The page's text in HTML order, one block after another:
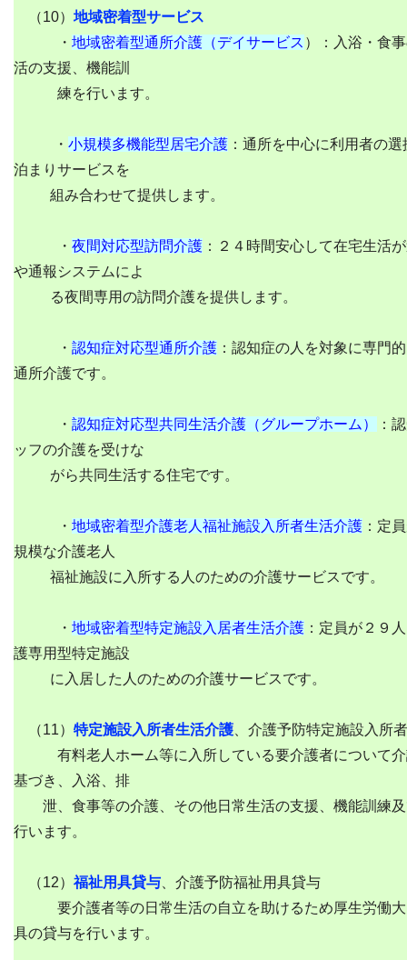
（10） 地域密着型サービス
・ 地域密着型通所介護（デイサービス ）：入浴・食
活の支援、機能訓
練を行います。
・ 小規模多機能型居宅介護 ：通所を中心に利用者の
泊まりサービスを
組み合わせて提供します。
・ 夜間対応型訪問介護 ：２４時間安心して在宅生活
や通報システムによ
る夜間専用の訪問介護を提供します。
・ 認知症対応型通所介護 ：認知症の人を対象に専門
通所介護です。
・ 認知症対応型共同生活介護（グループホーム） ：
ッフの介護を受けな
がら共同生活する住宅です。
・ 地域密着型介護老人福祉施設入所者生活介護 ：定
規模な介護老人
福祉施設に入所する人のための介護サービスです。
・ 地域密着型特定施設入居者生活介護 ：定員が２９
護専用型特定施設
に入居した人のための介護サービスです。
（11） 特定施設入所者生活介護 、介護予防特定施設入所
有料老人ホーム等に入所している要介護者について介
基づき、入浴、排
泄、食事等の介護、その他日常生活の支援、機能訓練及
行います。
（12） 福祉用具貸与 、介護予防福祉用具貸与
要介護者等の日常生活の自立を助けるため厚生労働大
具の貸与を行います。